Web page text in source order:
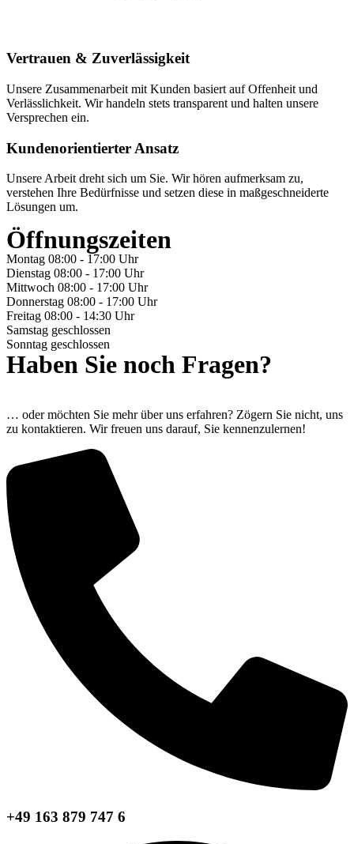
Vertrauen & Zuverlässigkeit
Unsere Zusammenarbeit mit Kunden basiert auf Offenheit und
Verlässlichkeit. Wir handeln stets transparent und halten unsere
Versprechen ein.
Kundenorientierter Ansatz
Unsere Arbeit dreht sich um Sie. Wir hören aufmerksam zu,
verstehen Ihre Bedürfnisse und setzen diese in maßgeschneiderte
Lösungen um.
Öffnungszeiten
Montag 08:00 - 17:00 Uhr
Dienstag 08:00 - 17:00 Uhr
Mittwoch 08:00 - 17:00 Uhr
Donnerstag 08:00 - 17:00 Uhr
Freitag 08:00 - 14:30 Uhr
Samstag geschlossen
Sonntag geschlossen
Haben Sie noch Fragen?
… oder möchten Sie mehr über uns erfahren? Zögern Sie nicht, uns
zu kontaktieren. Wir freuen uns darauf, Sie kennenzulernen!
+49 163 879 747 6